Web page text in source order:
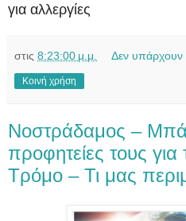
για αλλεργίες
στις 8:23:00 μ.μ. Δεν υπάρχουν
Κοινή χρήση
Νοστράδαμος –
προφητείες τους
Tρόμο – Τι μας